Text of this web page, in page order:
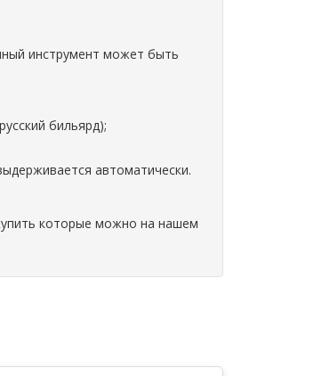
инструмент может быть
бильярд);
автоматически.
которые можно на нашем